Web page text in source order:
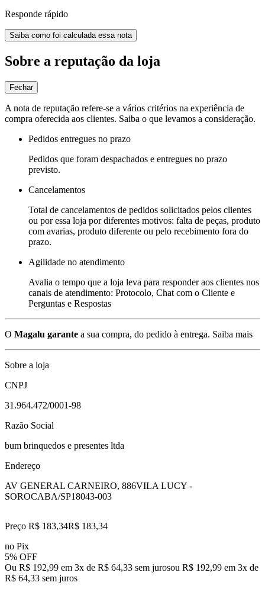
Responde rápido
Saiba como foi calculada essa nota
Sobre a reputação da loja
Fechar
A nota de reputação refere-se a vários critérios na experiência de
compra oferecida aos clientes. Saiba o que levamos a consideração.
Pedidos entregues no prazo
Pedidos que foram despachados e entregues no prazo
previsto.
Cancelamentos
Total de cancelamentos de pedidos solicitados pelos clientes
ou por essa loja por diferentes motivos: falta de peças, produto
com avarias, produto diferente ou pelo recebimento fora do
prazo.
Agilidade no atendimento
Avalia o tempo que a loja leva para responder aos clientes nos
canais de atendimento: Protocolo, Chat com o Cliente e
Perguntas e Respostas
O Magalu garante a sua compra, do pedido à entrega. Saiba mais
Sobre a loja
CNPJ
31.964.472/0001-98
Razão Social
bum brinquedos e presentes ltda
Endereço
AV GENERAL CARNEIRO, 886VILA LUCY -
SOROCABA/SP18043-003
Preço R$ 183,34R$ 183,34
no Pix
5% OFF
Ou R$ 192,99 em 3x de R$ 64,33 sem jurosou R$ 192,99 em 3x de
R$ 64,33 sem juros